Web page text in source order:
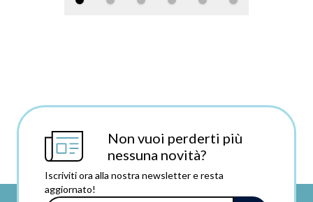
Non vuoi perderti più
nessuna novità?
Iscriviti ora alla nostra newsletter e resta
aggiornato!